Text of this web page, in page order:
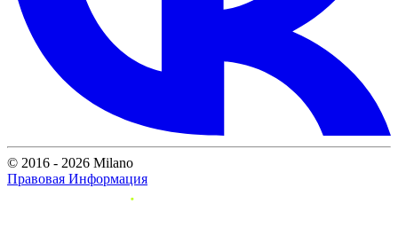
© 2016 - 2026 Milano
Правовая Информация